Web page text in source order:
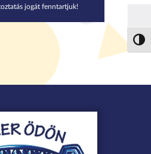
Nagy
jogát fenntartjuk!